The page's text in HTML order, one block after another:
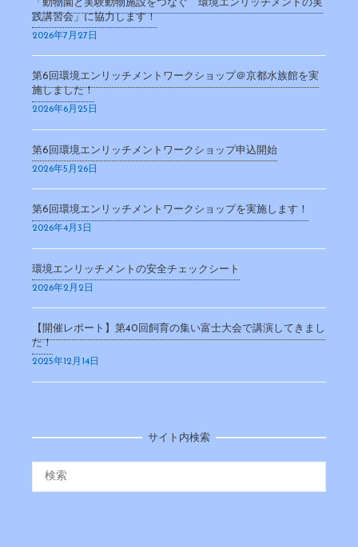
「動物園と実験動物施設をつなぐ 環境エンリッチメントの実
践講習会」に協力します！
2026年7月27日
第6回環境エンリッチメントワークショップ＠京都水族館を実
施しました！
2026年6月25日
第6回環境エンリッチメントワークショップ申込開始
2026年5月26日
第6回環境エンリッチメントワークショップを実施します！
2026年4月3日
環境エンリッチメントの安全チェックシート
2026年2月2日
【開催レポート】第40回飼育の集い富士大会で講演してきまし
た！
2025年12月14日
サイト内検索